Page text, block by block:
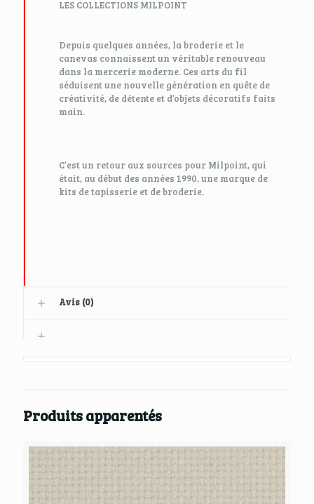
LES COLLECTIONS MILPOINT
Depuis quelques années, la broderie et le
canevas connaissent un véritable renouveau
dans la mercerie moderne. Ces arts du fil
séduisent une nouvelle génération en quête de
créativité, de détente et d’objets décoratifs faits
main.
C’est un retour aux sources pour Milpoint, qui
était, au début des années 1990, une marque de
kits de tapisserie et de broderie.
Avis (0)
Produits apparentés